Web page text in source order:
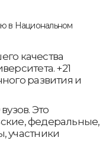
качества
+21
развития и
Это
федеральные,
участники